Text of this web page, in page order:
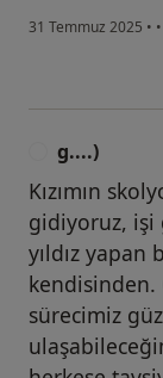
31 Temmuz 2025 • •
g....)
Kızımın
gidiyoruz, işi
yıldız
kendisinden.
sürecimiz